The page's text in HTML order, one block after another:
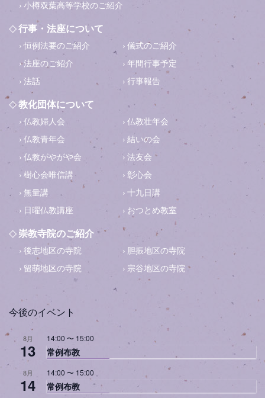
小樽双葉高等学校のご紹介
行事・法座について
恒例法要のご紹介
儀式のご紹介
法座のご紹介
年間行事予定
法話
行事報告
教化団体について
仏教婦人会
仏教壮年会
仏教青年会
結いの会
仏教がやがや会
法友会
樹心会唯信講
彰心会
無量講
十九日講
日曜仏教講座
おつとめ教室
崇教寺院のご紹介
後志地区の寺院
胆振地区の寺院
留萌地区の寺院
宗谷地区の寺院
今後のイベント
8月
13
14:00 〜 15:00
常例布教
8月
14
14:00 〜 15:00
常例布教